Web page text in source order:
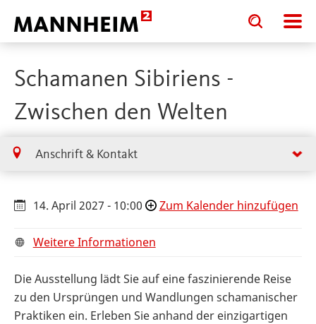
Toggle
search
input
Toggle
search
input
Schamanen Sibiriens -
Zwischen den Welten
Anschrift & Kontakt
14. April 2027 - 10:00 Zum Kalender hinzufügen
Weitere Informationen
Die Ausstellung lädt Sie auf eine faszinierende Reise
zu den Ursprüngen und Wandlungen schamanischer
Praktiken ein. Erleben Sie anhand der einzigartigen